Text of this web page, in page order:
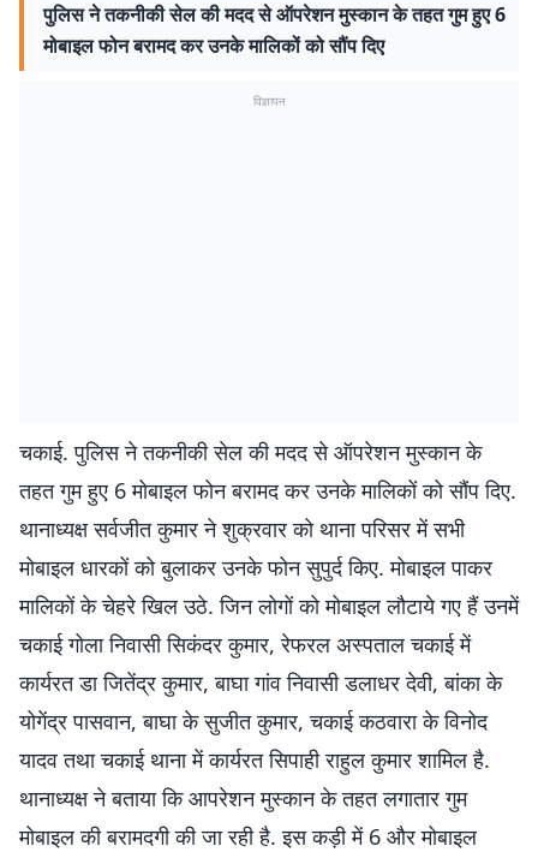
पुलिस ने तकनीकी सेल की मदद से ऑपरेशन मुस्कान के तहत गुम हुए 6
मोबाइल फोन बरामद कर उनके मालिकों को सौंप दिए
विज्ञापन
चकाई. पुलिस ने तकनीकी सेल की मदद से ऑपरेशन मुस्कान के
तहत गुम हुए 6 मोबाइल फोन बरामद कर उनके मालिकों को सौंप दिए.
थानाध्यक्ष सर्वजीत कुमार ने शुक्रवार को थाना परिसर में सभी
मोबाइल धारकों को बुलाकर उनके फोन सुपुर्द किए. मोबाइल पाकर
मालिकों के चेहरे खिल उठे. जिन लोगों को मोबाइल लौटाये गए हैं उनमें
चकाई गोला निवासी सिकंदर कुमार, रेफरल अस्पताल चकाई में
कार्यरत डा जितेंद्र कुमार, बाघा गांव निवासी डलाधर देवी, बांका के
योगेंद्र पासवान, बाघा के सुजीत कुमार, चकाई कठवारा के विनोद
यादव तथा चकाई थाना में कार्यरत सिपाही राहुल कुमार शामिल है.
थानाध्यक्ष ने बताया कि आपरेशन मुस्कान के तहत लगातार गुम
मोबाइल की बरामदगी की जा रही है. इस कड़ी में 6 और मोबाइल